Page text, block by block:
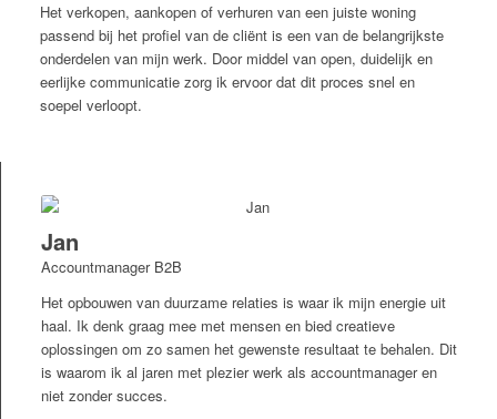
Het verkopen, aankopen of verhuren van een juiste woning
passend bij het profiel van de cliënt is een van de belangrijkste
onderdelen van mijn werk. Door middel van open, duidelijk en
eerlijke communicatie zorg ik ervoor dat dit proces snel en
soepel verloopt.
Jan
Accountmanager B2B
Het opbouwen van duurzame relaties is waar ik mijn energie uit
haal. Ik denk graag mee met mensen en bied creatieve
oplossingen om zo samen het gewenste resultaat te behalen. Dit
is waarom ik al jaren met plezier werk als accountmanager en
niet zonder succes.